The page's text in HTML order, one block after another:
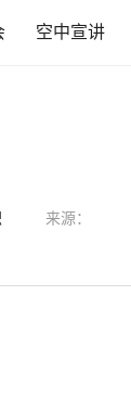
空中宣讲
来源：